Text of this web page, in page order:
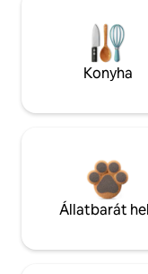
Konyha
Állatbarát